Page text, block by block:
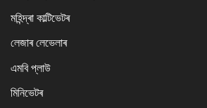
মহিন্দ্ৰা কাল্টিভেটৰ
লেজাৰ লেভেলাৰ
এমবি প্লাউ
মিনিভেটৰ